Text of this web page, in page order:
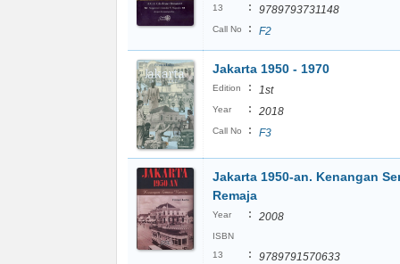
13
: 9789793731148
Call No : F2
Jakarta 1950 - 1970
Edition : 1st
Year : 2018
Call No : F3
Jakarta 1950-an. Kenangan
Remaja
Year : 2008
ISBN
13
: 9789791570633